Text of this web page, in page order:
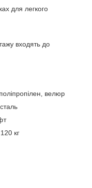
для легкого
входять до
поліпропілен, велюр
120 кг